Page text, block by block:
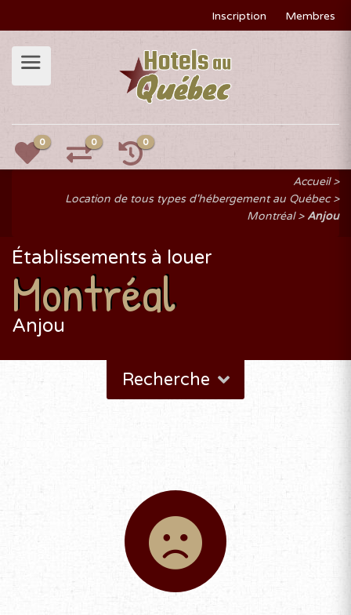
Inscription Membres
0 0 0
Accueil
Location de tous types d'hébergement au Québec
Montréal
Anjou
Établissements à louer
Montréal
Anjou
Recherche